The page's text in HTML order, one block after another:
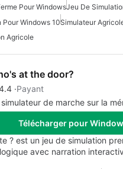
Pour WindowsJeu De
Windows 10Simulateur
Agricole
at the door?
Payant
simulateur de marche sur la
Télécharger pour
? est un jeu de simulation
avec narration